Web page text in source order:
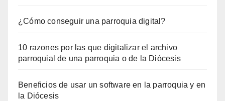
¿Cómo conseguir una parroquia digital?
10 razones por las que digitalizar el archivo
parroquial de una parroquia o de la Diócesis
Beneficios de usar un software en la parroquia y en
la Diócesis